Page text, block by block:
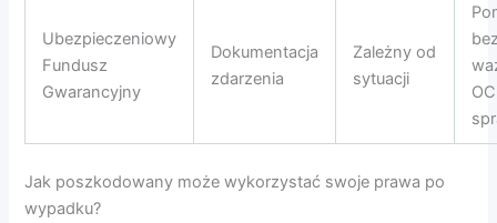
Ubezpieczeniowy
Fundusz
Gwarancyjny
Dokumentacja
zdarzenia
Zależny od
sytuacji
OC
Jak poszkodowany może wykorzystać swoje prawa po
wypadku?